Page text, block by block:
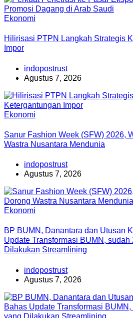
Ekonomi
Hilirisasi PTPN Langkah Strategis
Impor
indopostrust
Agustus 7, 2026
Ekonomi
Sanur Fashion Week (SFW) 2026,
Wastra Nusantara Mendunia
indopostrust
Agustus 7, 2026
Ekonomi
BP BUMN, Danantara dan Utusan
Update Transformasi BUMN,
Dilakukan Streamlining
indopostrust
Agustus 7, 2026